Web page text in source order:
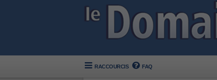
RACCOURCIS FAQ